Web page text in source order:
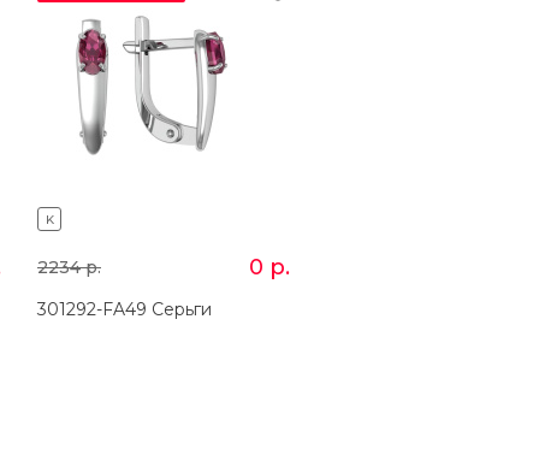
K
2234р. 0 р.
301292-FA49 Серьги